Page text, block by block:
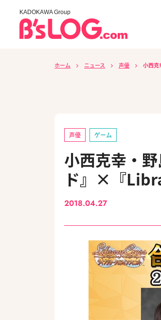
KADOKAWA Group
ホーム ニュース 声優 小西克
声優 ゲーム
小西克幸・
ド』×『
2018.04.27